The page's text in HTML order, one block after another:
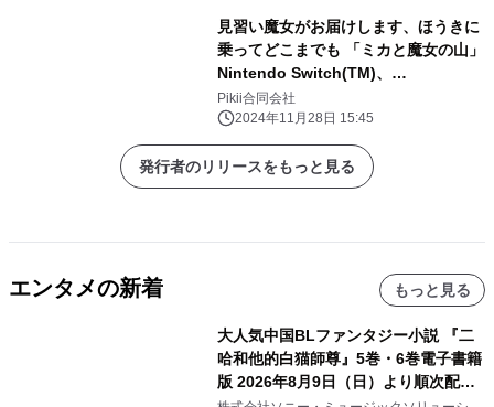
見習い魔女がお届けします、ほうきに
乗ってどこまでも 「ミカと魔女の山」
Nintendo Switch(TM)、
PlayStation(R)5で 2025年3月13日
(木)発売決定！
Pikii合同会社
2024年11月28日 15:45
発行者のリリースをもっと見る
エンタメの新着 もっと見る
大人気中国BLファンタジー小説 『二
哈和他的白猫師尊』5巻・6巻電子書籍
版 2026年8月9日（日）より順次配信